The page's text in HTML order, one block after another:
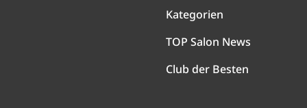
Kategorien
TOP Salon News
Club der Besten